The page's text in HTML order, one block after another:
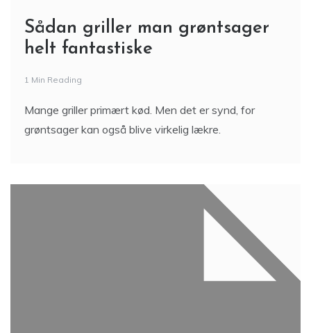
Sådan griller man grøntsager
helt fantastiske
1 Min Reading
Mange griller primært kød. Men det er synd, for
grøntsager kan også blive virkelig lækre.